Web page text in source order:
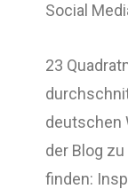
Social
23
deutschen
der Blog
finden: